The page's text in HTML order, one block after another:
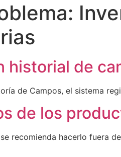
historial de
de Campos, el sistema
de los
recomienda hacerlo fuera